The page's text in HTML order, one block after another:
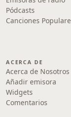
Pódcasts
Canciones
ACERCA DE
Acerca de Nosotros
Añadir emisora
Widgets
Comentarios